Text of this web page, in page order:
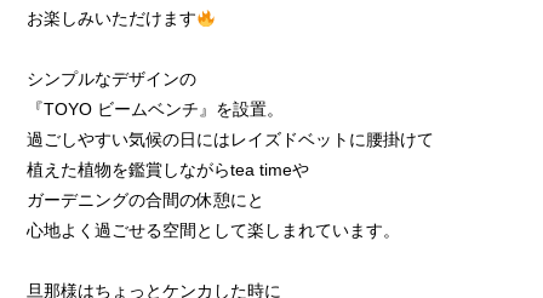
お楽しみいただけます
シンプルなデザインの
『TOYO ビームベンチ』を設置。
過ごしやすい気候の日にはレイズドベットに腰掛けて
植えた植物を鑑賞しながらtea timeや
ガーデニングの合間の休憩にと
心地よく過ごせる空間として楽しまれています。
旦那様はちょっとケンカした時に